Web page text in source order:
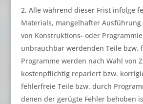
Alle während dieser Frist infolge
Materials, mangelhafter
von Konstruktions- oder
unbrauchbar werdenden Teile bzw.
Programme werden nach Wahl von
kostenpflichtig repariert bzw.
fehlerfreie Teile bzw. durch
denen der gerügte Fehler behoben